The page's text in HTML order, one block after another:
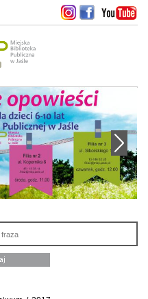
Następny slajd